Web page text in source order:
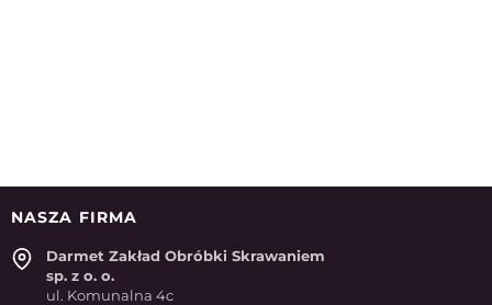
NASZA FIRMA
Darmet Zakład Obróbki Skrawaniem
sp. z o. o.
ul. Komunalna 4c